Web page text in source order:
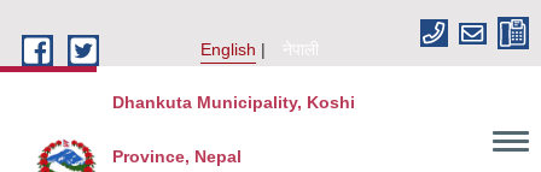
English
नेपाली
Dhankuta Municipality, Koshi
Province, Nepal